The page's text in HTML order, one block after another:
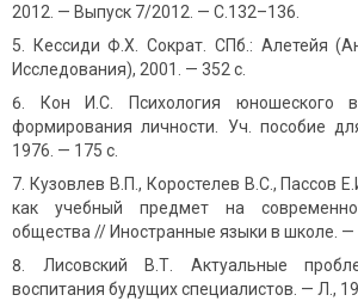
2012. — Выпуск 7/2012. — С.132–136.
Кессиди Ф.Х. Сократ. СПб.: Алетейя
Исследования), 2001. — 352 с.
Кон И.С. Психология юношеского
формирования личности. Уч. пособие
1976. — 175 с.
Кузовлев В.П., Коростелев В.С., Пассов
как учебный предмет на
общества // Иностранные языки в школе. —
Лисовский В.Т. Актуальные
воспитания будущих специалистов. — Л.,